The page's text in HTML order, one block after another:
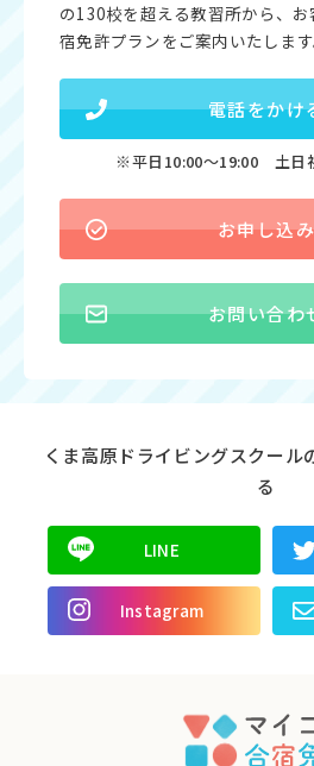
の130校を超える教習所から、
宿免許プランをご案内いたします
電話をかけ
※平日10:00〜19:00 土日
お申し込
お問い合わ
くま高原ドライビングスクール
る
LINE
Instagram